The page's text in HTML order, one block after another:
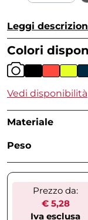
Leggi
Colori
Vedi disponibilità
Materiale
Peso
Prezzo da:
€ 5,28
Iva esclusa